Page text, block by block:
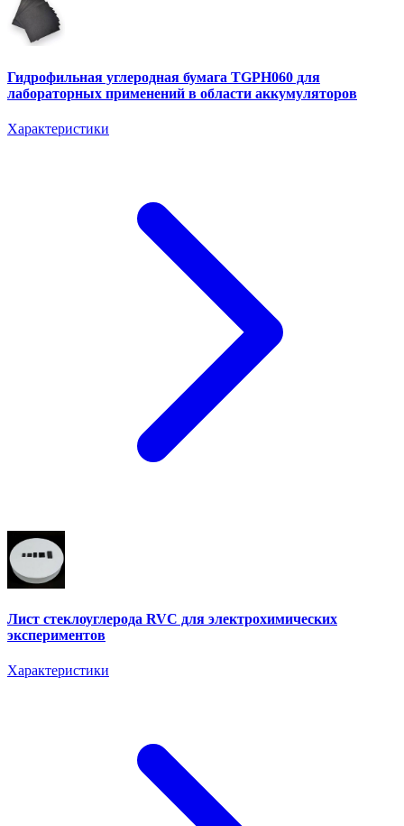
Гидрофильная углеродная бумага TGPH060 для
лабораторных применений в области аккумуляторов
Характеристики
Лист стеклоуглерода RVC для электрохимических
экспериментов
Характеристики